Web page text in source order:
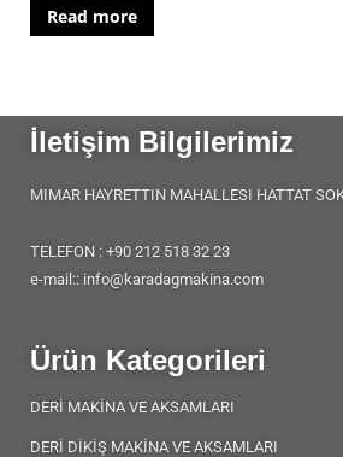
Read more
İletişim Bilgilerimiz
MIMAR HAYRETTIN MAHALLESI HATTAT
TELEFON : +90 212 518 32 23
e-mail:: info@karadagmakina.com
Ürün Kategorileri
DERİ MAKİNA VE AKSAMLARI
DERİ DİKİŞ MAKİNA VE AKSAMLARI